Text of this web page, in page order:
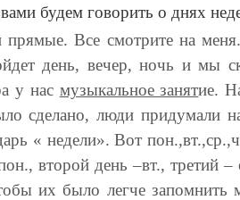
будем говорить о днях
Все смотрите на
день, вечер, ночь и мы
у нас музыкальное занятие.
сделано, люди придумали
« недели». Вот
второй день –вт., третий
их было легче